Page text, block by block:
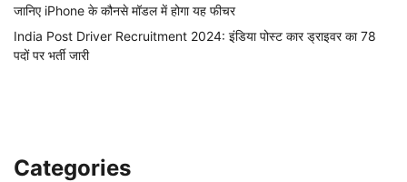
जानिए iPhone के कौनसे मॉडल में होगा यह फीचर
India Post Driver Recruitment 2024: इंडिया पोस्ट कार ड्राइवर का 78
पदों पर भर्ती जारी
Categories